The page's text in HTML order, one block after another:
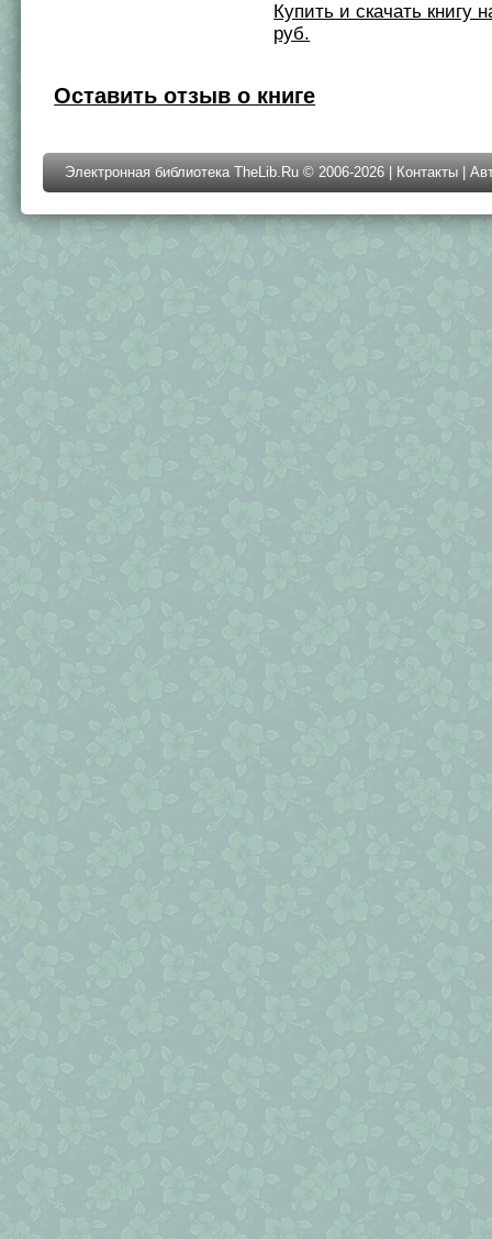
Купить и скачать книгу
руб.
Оставить отзыв о книге
Электронная библиотека TheLib.Ru © 2006-2026 | Контакты |